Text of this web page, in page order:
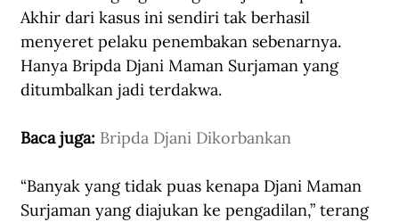
Akhir dari kasus ini sendiri tak berhasil
menyeret pelaku penembakan sebenarnya.
Hanya Bripda Djani Maman Surjaman yang
ditumbalkan jadi terdakwa.
Baca juga: Bripda Djani Dikorbankan
“Banyak yang tidak puas kenapa Djani Maman
Surjaman yang diajukan ke pengadilan,” terang